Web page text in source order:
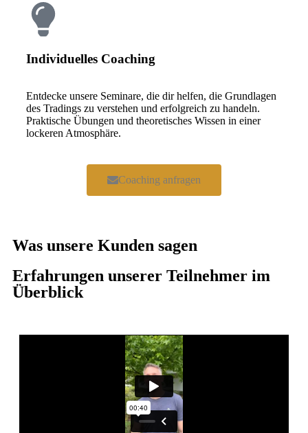
Individuelles Coaching
Entdecke unsere Seminare, die dir helfen, die Grundlagen
des Tradings zu verstehen und erfolgreich zu handeln.
Praktische Übungen und theoretisches Wissen in einer
lockeren Atmosphäre.
Coaching anfragen
Was unsere Kunden sagen
Erfahrungen unserer Teilnehmer im
Überblick